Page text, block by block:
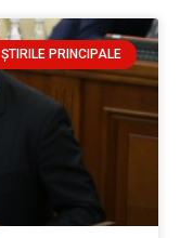
ȘTIRILE PRINCIPALE